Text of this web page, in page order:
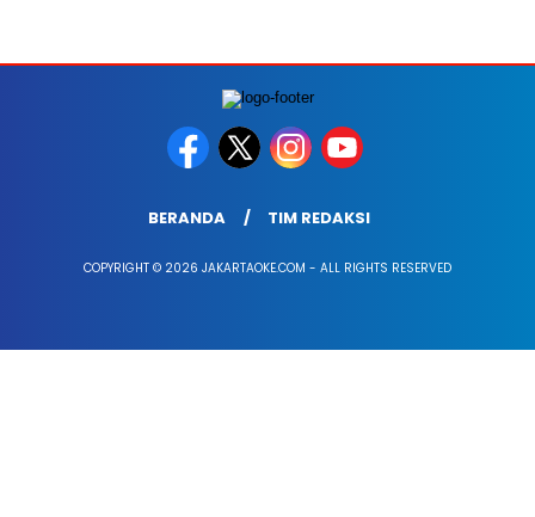
BERANDA TIM REDAKSI
COPYRIGHT © 2026 JAKARTAOKE.COM - ALL RIGHTS RESERVED